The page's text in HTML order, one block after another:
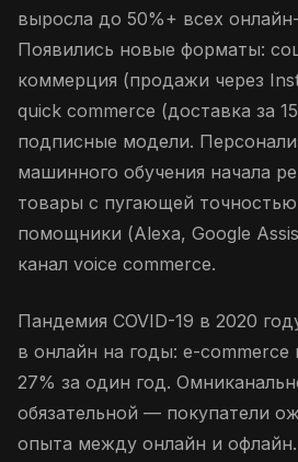
выросла до 50%+ всех
Появились новые форматы:
коммерция (продажи через
quick commerce (доставка за
подписные модели.
машинного обучения начала
товары с пугающей
помощники (Alexa, Google
канал voice commerce.
Пандемия COVID-19 в 2020
в онлайн на годы: e-commerce
27% за один год.
обязательной — покупатели
опыта между онлайн и